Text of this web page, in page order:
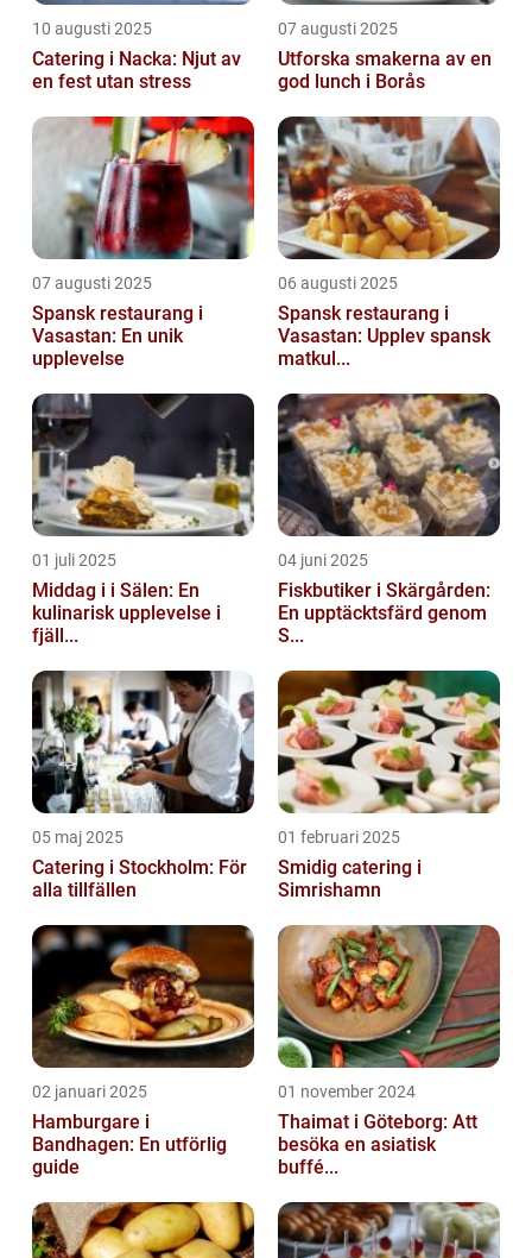
10 augusti 2025
Catering i Nacka: Njut av
en fest utan stress
07 augusti 2025
Utforska smakerna av en
god lunch i Borås
07 augusti 2025
Spansk restaurang i
Vasastan: En unik
upplevelse
06 augusti 2025
Spansk restaurang i
Vasastan: Upplev spansk
matkul...
01 juli 2025
Middag i i Sälen: En
kulinarisk upplevelse i
fjäll...
04 juni 2025
Fiskbutiker i Skärgården:
En upptäcktsfärd genom
S...
05 maj 2025
Catering i Stockholm: För
alla tillfällen
01 februari 2025
Smidig catering i
Simrishamn
02 januari 2025
Hamburgare i
Bandhagen: En utförlig
guide
01 november 2024
Thaimat i Göteborg: Att
besöka en asiatisk
buffé...